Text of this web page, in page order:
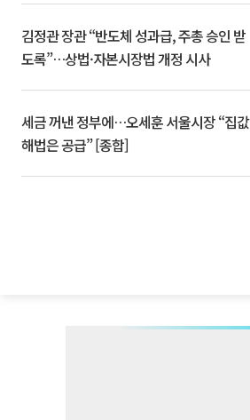
김정관 장관 “반도체 성과급, 주총 승인 받
도록”…상법·자본시장법 개정 시사
세금 꺼낸 정부에…오세훈 서울시장 “집값
해법은 공급” [종합]